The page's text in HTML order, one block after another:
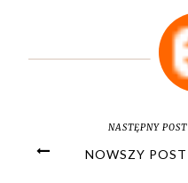
NASTĘPNY POST
NOWSZY POST